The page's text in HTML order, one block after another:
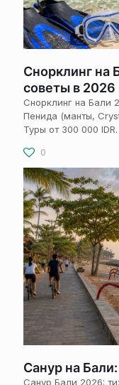
Снорклинг на
советы в 2026
Снорклинг на Бали
Пенида (манты,
Туры от 300 000
0
Санур на
Санур Бали 2026: